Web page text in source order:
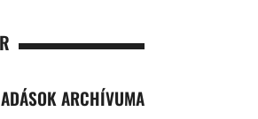
ARCHÍVUMA